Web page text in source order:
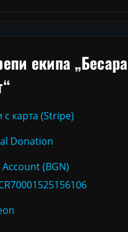
екипа
с карта (Stripe)
Donation
Account (BGN)